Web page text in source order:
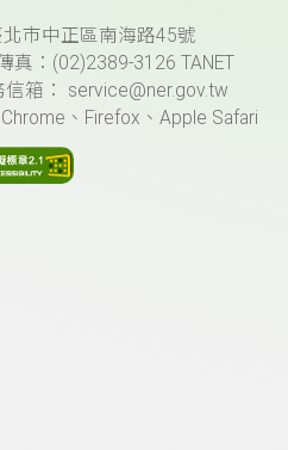
市中正區南海路45號
：(02)2389-3126 TANET
箱： service@ner.gov.tw
、Firefox、Apple Safari